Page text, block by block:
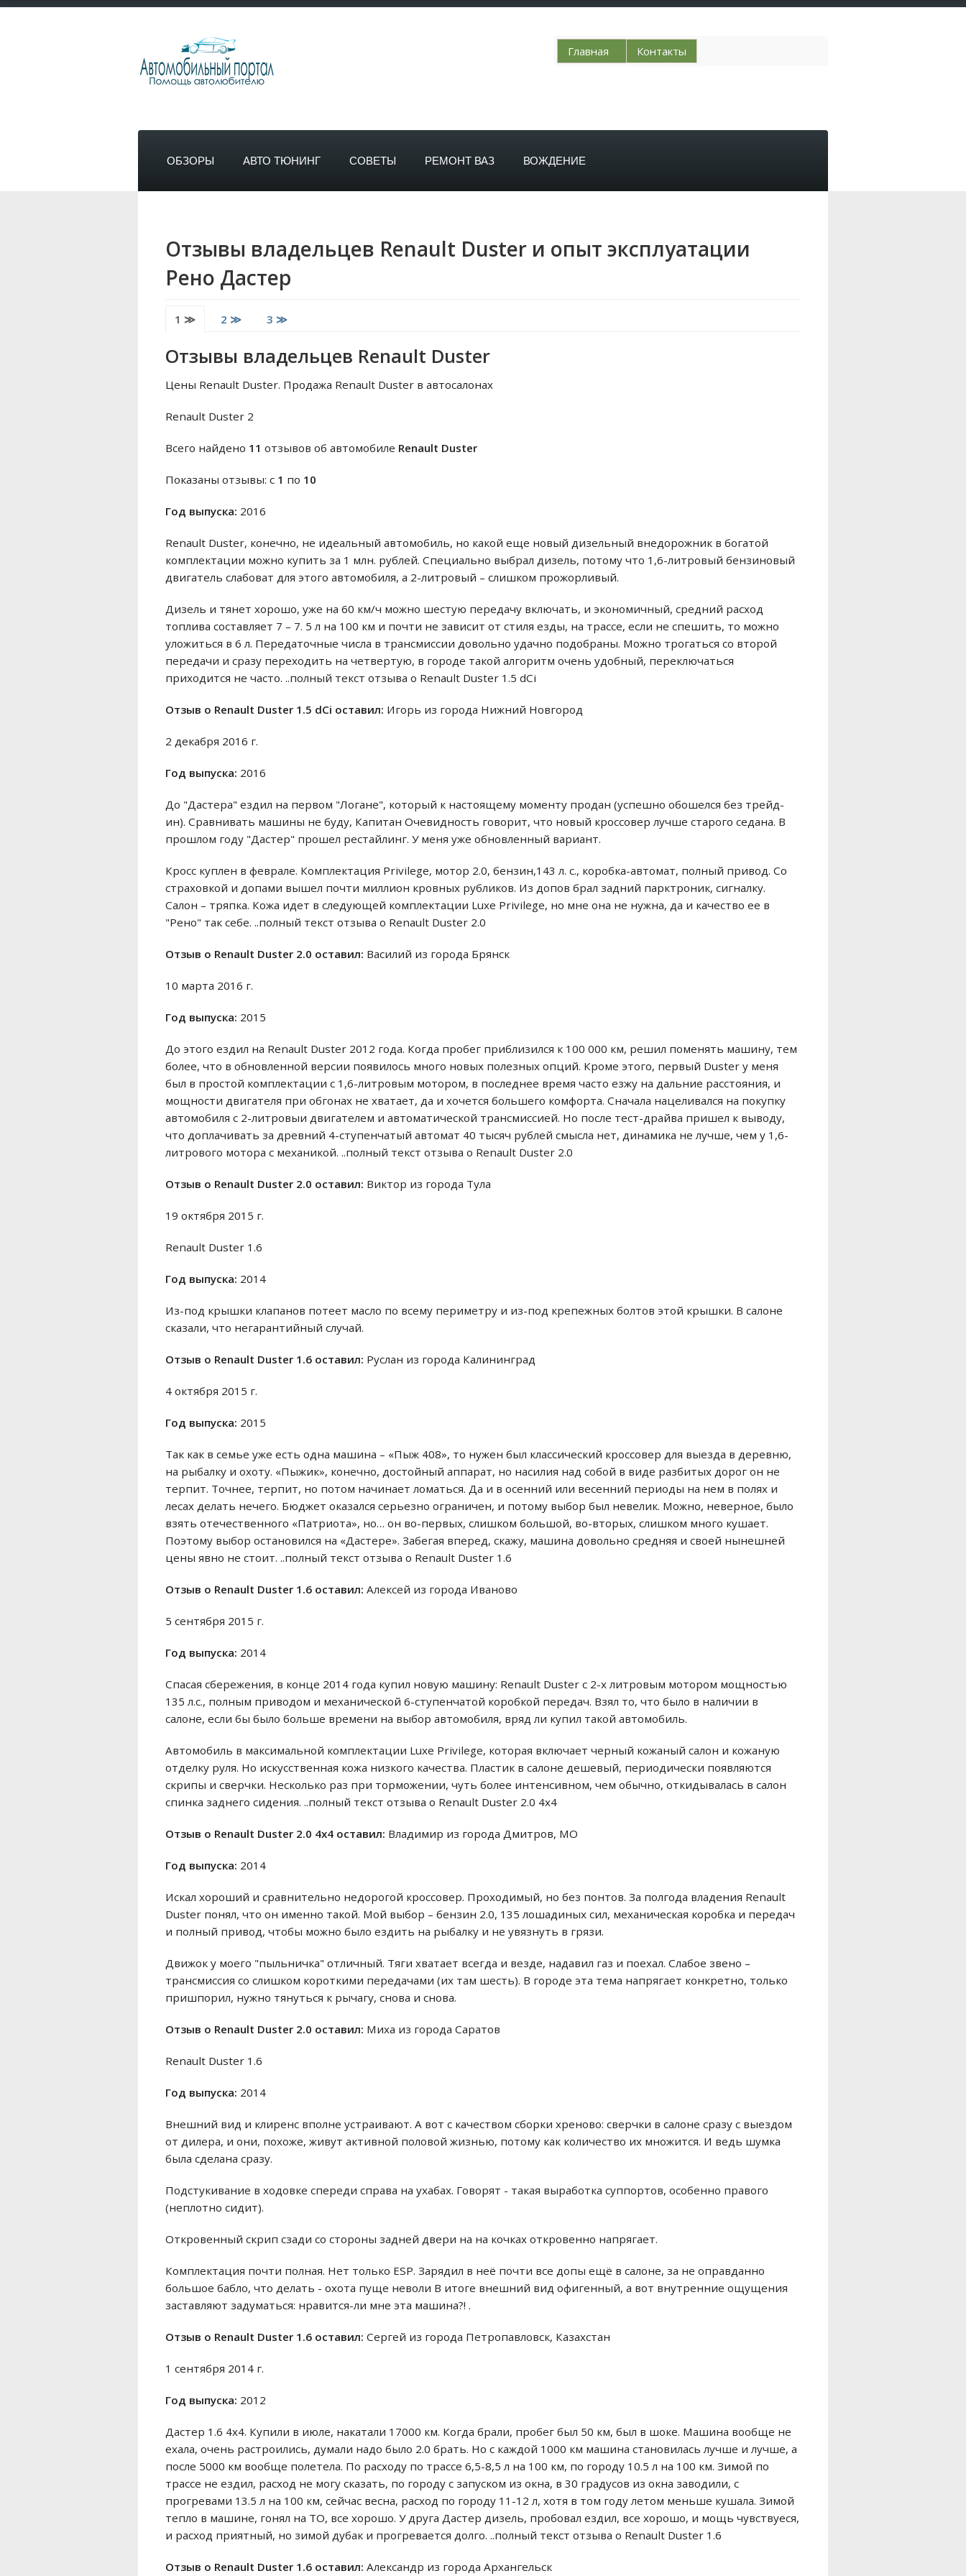
Главная Контакты
ОБЗОРЫ АВТО ТЮНИНГ СОВЕТЫ РЕМОНТ ВАЗ ВОЖДЕНИЕ
Отзывы владельцев Renault Duster и опыт эксплуатации
Рено Дастер
1 ≫ 2 ≫ 3 ≫
Отзывы владельцев Renault Duster
Цены Renault Duster. Продажа Renault Duster в автосалонах
Renault Duster 2
Всего найдено 11 отзывов об автомобиле Renault Duster
Показаны отзывы: с 1 по 10
Год выпуска: 2016
Renault Duster, конечно, не идеальный автомобиль, но какой еще новый дизельный внедорожник в богатой
комплектации можно купить за 1 млн. рублей. Специально выбрал дизель, потому что 1,6-литровый бензиновый
двигатель слабоват для этого автомобиля, а 2-литровый – слишком прожорливый.
Дизель и тянет хорошо, уже на 60 км/ч можно шестую передачу включать, и экономичный, средний расход
топлива составляет 7 – 7. 5 л на 100 км и почти не зависит от стиля езды, на трассе, если не спешить, то можно
уложиться в 6 л. Передаточные числа в трансмиссии довольно удачно подобраны. Можно трогаться со второй
передачи и сразу переходить на четвертую, в городе такой алгоритм очень удобный, переключаться
приходится не часто. ..полный текст отзыва о Renault Duster 1.5 dCi
Отзыв o Renault Duster 1.5 dCi оставил: Игорь из города Нижний Новгород
2 декабря 2016 г.
Год выпуска: 2016
До "Дастера" ездил на первом "Логане", который к настоящему моменту продан (успешно обошелся без трейд-
ин). Сравнивать машины не буду, Капитан Очевидность говорит, что новый кроссовер лучше старого седана. В
прошлом году "Дастер" прошел рестайлинг. У меня уже обновленный вариант.
Кросс куплен в феврале. Комплектация Privilege, мотор 2.0, бензин,143 л. с., коробка-автомат, полный привод. Со
страховкой и допами вышел почти миллион кровных рубликов. Из допов брал задний парктроник, сигналку.
Салон – тряпка. Кожа идет в следующей комплектации Luxe Privilege, но мне она не нужна, да и качество ее в
"Рено" так себе. ..полный текст отзыва о Renault Duster 2.0
Отзыв o Renault Duster 2.0 оставил: Василий из города Брянск
10 марта 2016 г.
Год выпуска: 2015
До этого ездил на Renault Duster 2012 года. Когда пробег приблизился к 100 000 км, решил поменять машину, тем
более, что в обновленной версии появилось много новых полезных опций. Кроме этого, первый Duster у меня
был в простой комплектации с 1,6-литровым мотором, в последнее время часто езжу на дальние расстояния, и
мощности двигателя при обгонах не хватает, да и хочется большего комфорта. Сначала нацеливался на покупку
автомобиля с 2-литровыи двигателем и автоматической трансмиссией. Но после тест-драйва пришел к выводу,
что доплачивать за древний 4-ступенчатый автомат 40 тысяч рублей смысла нет, динамика не лучше, чем у 1,6-
литрового мотора с механикой. ..полный текст отзыва о Renault Duster 2.0
Отзыв o Renault Duster 2.0 оставил: Виктор из города Тула
19 октября 2015 г.
Renault Duster 1.6
Год выпуска: 2014
Из-под крышки клапанов потеет масло по всему периметру и из-под крепежных болтов этой крышки. В салоне
сказали, что негарантийный случай.
Отзыв o Renault Duster 1.6 оставил: Руслан из города Калининград
4 октября 2015 г.
Год выпуска: 2015
Так как в семье уже есть одна машина – «Пыж 408», то нужен был классический кроссовер для выезда в деревню,
на рыбалку и охоту. «Пыжик», конечно, достойный аппарат, но насилия над собой в виде разбитых дорог он не
терпит. Точнее, терпит, но потом начинает ломаться. Да и в осенний или весенний периоды на нем в полях и
лесах делать нечего. Бюджет оказался серьезно ограничен, и потому выбор был невелик. Можно, неверное, было
взять отечественного «Патриота», но… он во-первых, слишком большой, во-вторых, слишком много кушает.
Поэтому выбор остановился на «Дастере». Забегая вперед, скажу, машина довольно средняя и своей нынешней
цены явно не стоит. ..полный текст отзыва о Renault Duster 1.6
Отзыв o Renault Duster 1.6 оставил: Алексей из города Иваново
5 сентября 2015 г.
Год выпуска: 2014
Спасая сбережения, в конце 2014 года купил новую машину: Renault Duster c 2-х литровым мотором мощностью
135 л.с., полным приводом и механической 6-ступенчатой коробкой передач. Взял то, что было в наличии в
салоне, если бы было больше времени на выбор автомобиля, вряд ли купил такой автомобиль.
Автомобиль в максимальной комплектации Luxe Privilege, которая включает черный кожаный салон и кожаную
отделку руля. Но искусственная кожа низкого качества. Пластик в салоне дешевый, периодически появляются
скрипы и сверчки. Несколько раз при торможении, чуть более интенсивном, чем обычно, откидывалась в салон
спинка заднего сидения. ..полный текст отзыва о Renault Duster 2.0 4x4
Отзыв o Renault Duster 2.0 4x4 оставил: Владимир из города Дмитров, МО
Год выпуска: 2014
Искал хороший и сравнительно недорогой кроссовер. Проходимый, но без понтов. За полгода владения Renault
Duster понял, что он именно такой. Мой выбор – бензин 2.0, 135 лошадиных сил, механическая коробка и передач
и полный привод, чтобы можно было ездить на рыбалку и не увязнуть в грязи.
Движок у моего "пыльничка" отличный. Тяги хватает всегда и везде, надавил газ и поехал. Слабое звено –
трансмиссия со слишком короткими передачами (их там шесть). В городе эта тема напрягает конкретно, только
пришпорил, нужно тянуться к рычагу, снова и снова.
Отзыв o Renault Duster 2.0 оставил: Миха из города Саратов
Renault Duster 1.6
Год выпуска: 2014
Внешний вид и клиренс вполне устраивают. А вот с качеством сборки хреново: сверчки в салоне сразу с выездом
от дилера, и они, похоже, живут активной половой жизнью, потому как количество их множится. И ведь шумка
была сделана сразу.
Подстукивание в ходовке спереди справа на ухабах. Говорят - такая выработка суппортов, особенно правого
(неплотно сидит).
Откровенный скрип сзади со стороны задней двери на на кочках откровенно напрягает.
Комплектация почти полная. Нет только ESP. Зарядил в неё почти все допы ещё в салоне, за не оправданно
большое бабло, что делать - охота пуще неволи В итоге внешний вид офигенный, а вот внутренние ощущения
заставляют задуматься: нравится-ли мне эта машина?! .
Отзыв o Renault Duster 1.6 оставил: Сергей из города Петропавловск, Казахстан
1 сентября 2014 г.
Год выпуска: 2012
Дастер 1.6 4x4. Купили в июле, накатали 17000 км. Когда брали, пробег был 50 км, был в шоке. Машина вообще не
ехала, очень растроились, думали надо было 2.0 брать. Но с каждой 1000 км машина становилась лучше и лучше, а
после 5000 км вообще полетела. По расходу по трассе 6,5-8,5 л на 100 км, по городу 10.5 л на 100 км. Зимой по
трассе не ездил, расход не могу сказать, по городу с запуском из окна, в 30 градусов из окна заводили, с
прогревами 13.5 л на 100 км, сейчас весна, расход по городу 11-12 л, хотя в том году летом меньше кушала. Зимой
тепло в машине, гонял на ТО, все хорошо. У друга Дастер дизель, пробовал ездил, все хорошо, и мощь чувствуеся,
и расход приятный, но зимой дубак и прогревается долго. ..полный текст отзыва о Renault Duster 1.6
Отзыв o Renault Duster 1.6 оставил: Александр из города Архангельск